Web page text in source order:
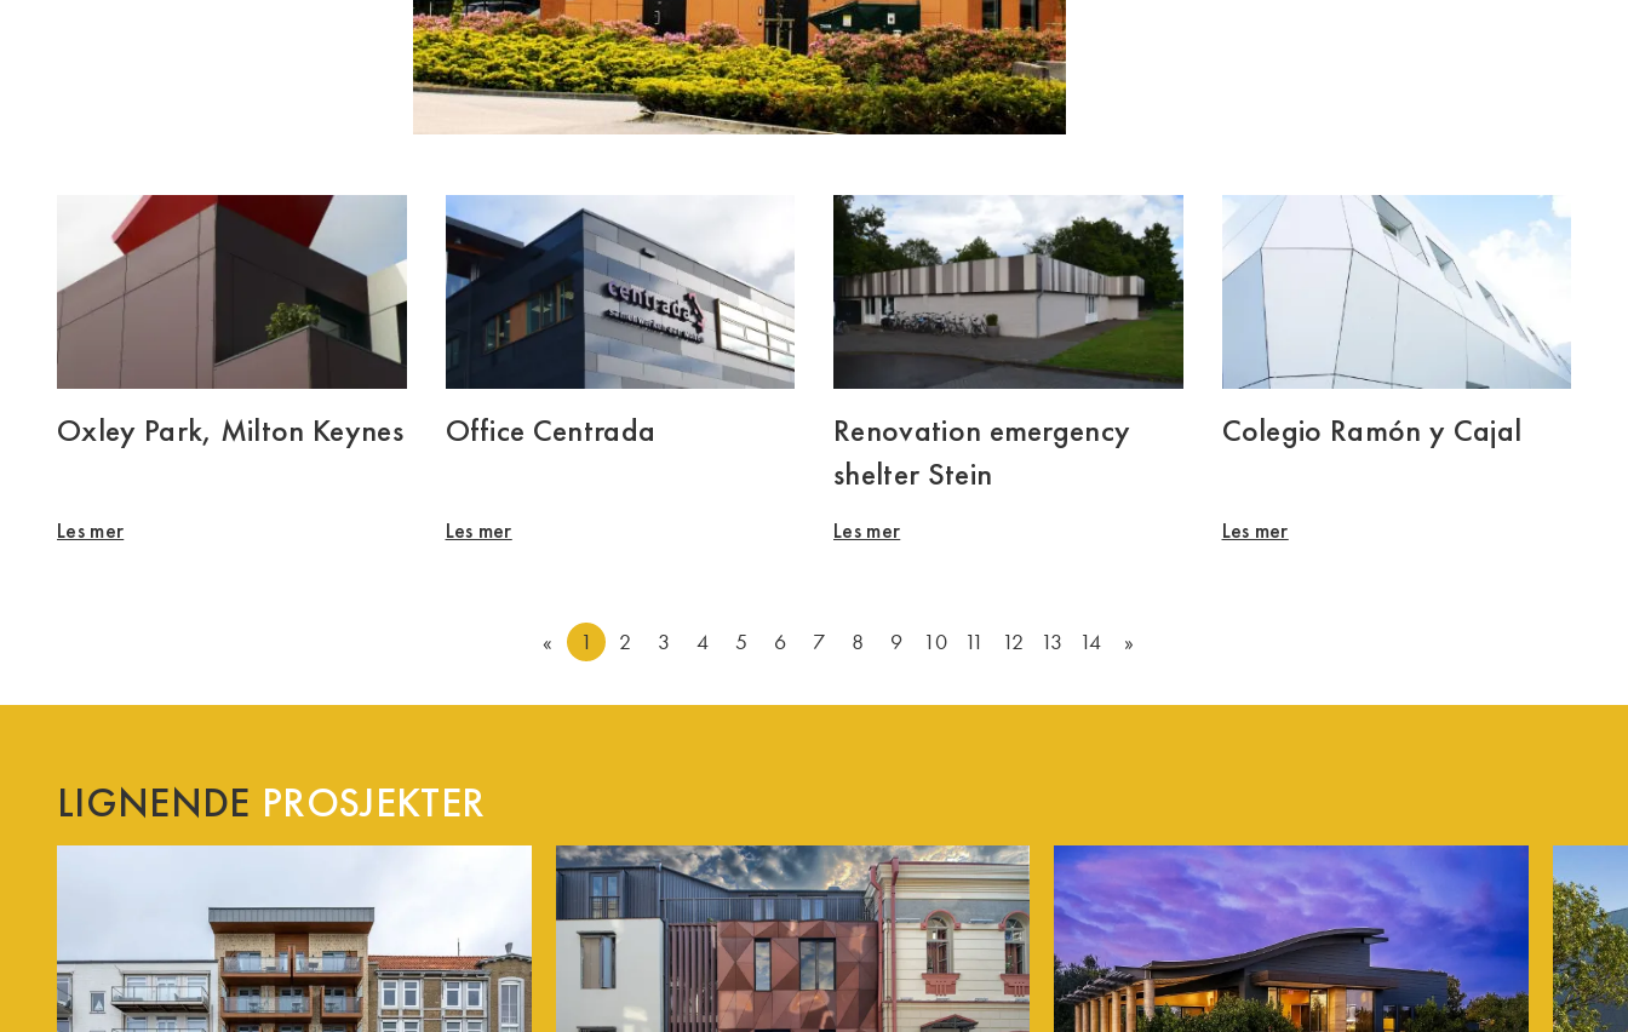
Oxley Park, Milton Keynes
Les mer
Office Centrada
Les mer
Renovation emergency
shelter Stein
Les mer
Colegio Ramón y Cajal
Les mer
« 1 2 3 4 5 6 7 8 9 10 11 12 13 14 »
LIGNENDE PROSJEKTER